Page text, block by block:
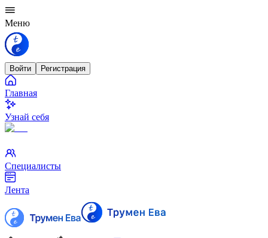
Меню
Войти Регистрация
Главная
Узнай себя
Специалисты
Лента